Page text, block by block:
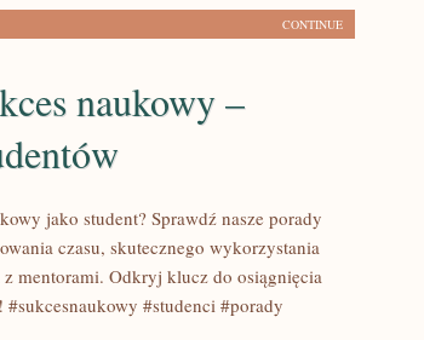
CONTINUE
naukowy –
jako student? Sprawdź nasze porady
czasu, skutecznego wykorzystania
mentorami. Odkryj klucz do osiągnięcia
#studenci #porady